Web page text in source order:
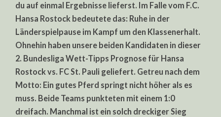
ST.
LIVE
FREE
TV
AUF
SPORT1:
BUNDESLIGA
TIPPS
PROGNOSE
du auf einmal Ergebnisse lieferst. Im Falle vom F.C.
Hansa Rostock bedeutete das: Ruhe in der
Länderspielpause im Kampf um den Klassenerhalt.
Ohnehin haben unsere beiden Kandidaten in dieser
2. Bundesliga Wett-Tipps Prognose für Hansa
Rostock vs. FC St. Pauli geliefert. Getreu nach dem
Motto: Ein gutes Pferd springt nicht höher als es
muss. Beide Teams punkteten mit einem 1:0
dreifach. Manchmal ist ein solch dreckiger Sieg